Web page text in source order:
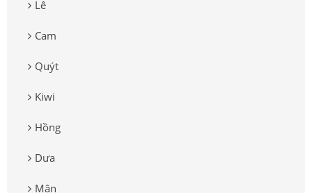
Lê
Cam
Quýt
Kiwi
Hồng
Dưa
Mận